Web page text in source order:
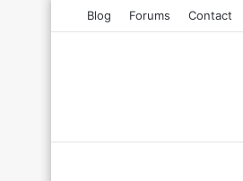
Blog Forums Contact